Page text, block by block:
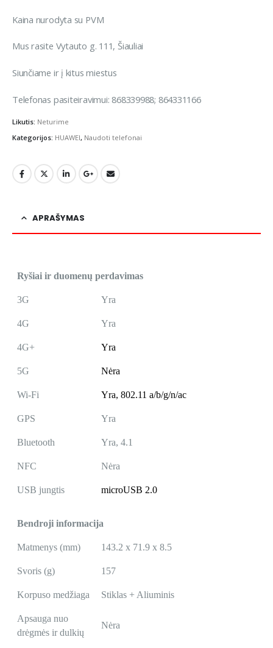
Kaina nurodyta su PVM
Mus rasite Vytauto g. 111, Šiauliai
Siunčiame ir į kitus miestus
Telefonas pasiteiravimui: 868339988; 864331166
Likutis: Neturime
Kategorijos: HUAWEI, Naudoti telefonai
APRAŠYMAS
Ryšiai ir duomenų perdavimas
3G Yra
4G Yra
4G+ Yra
5G Nėra
Wi-Fi Yra, 802.11 a/b/g/n/ac
GPS Yra
Bluetooth Yra, 4.1
NFC Nėra
USB jungtis microUSB 2.0
Bendroji informacija
Matmenys (mm) 143.2 x 71.9 x 8.5
Svoris (g) 157
Korpuso medžiaga Stiklas + Aliuminis
Apsauga nuo
drėgmės ir dulkių
Nėra